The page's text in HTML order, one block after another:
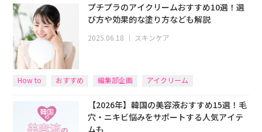
プチプラのアイクリームおすすめ10選！選
び方や効果的な塗り方なども解説
2025.06.18 ｜ スキンケア
How to おすすめ 編集部企画 アイクリーム
【2026年】韓国の美容液おすすめ15選！毛
穴・ニキビ悩みをサポートする人気アイテ
ムも